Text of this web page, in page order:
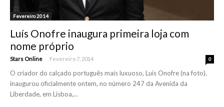
Fevereiro 2014
Luís Onofre inaugura primeira loja com
nome próprio
Stars Online - Fevereiro 7, 2014 0
O criador do calçado português mais luxuoso, Luis Onofre (na foto),
inaugurou oficialmente ontem, no número 247 da Avenida da
Liberdade, em Lisboa,...